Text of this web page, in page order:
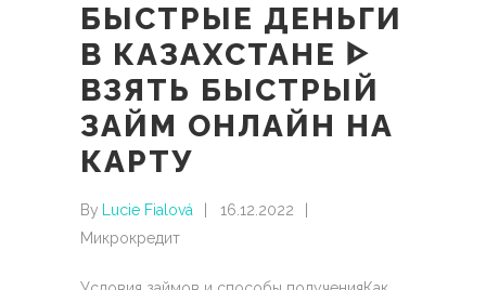
БЫСТРЫЕ ДЕНЬГИ
В КАЗАХСТАНЕ ᐈ
ВЗЯТЬ БЫСТРЫЙ
ЗАЙМ ОНЛАЙН НА
КАРТУ
By Lucie Fialová
16.12.2022
Микрокредит